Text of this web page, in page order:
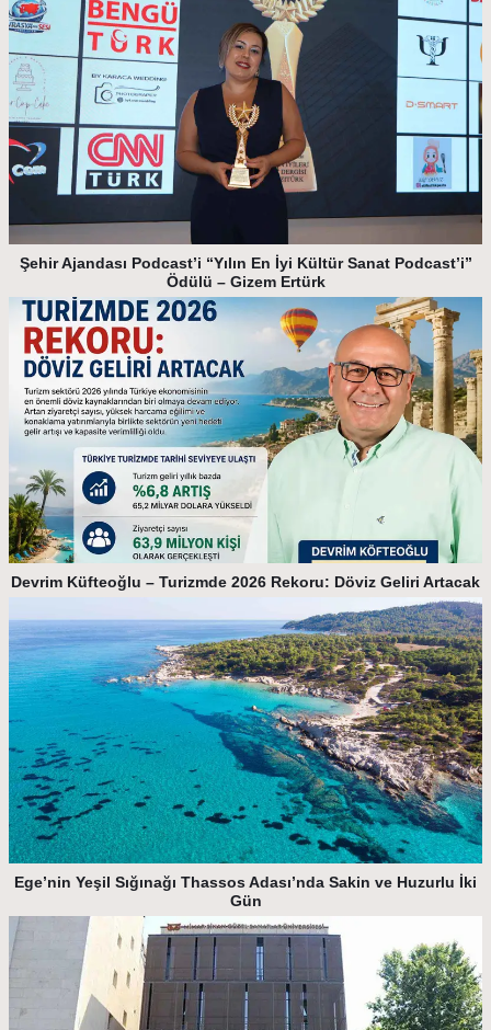
Şehir Ajandası Podcast’i “Yılın En İyi Kültür Sanat Podcast’i”
Ödülü – Gizem Ertürk
Devrim Küfteoğlu – Turizmde 2026 Rekoru: Döviz Geliri Artacak
Ege’nin Yeşil Sığınağı Thassos Adası’nda Sakin ve Huzurlu İki
Gün